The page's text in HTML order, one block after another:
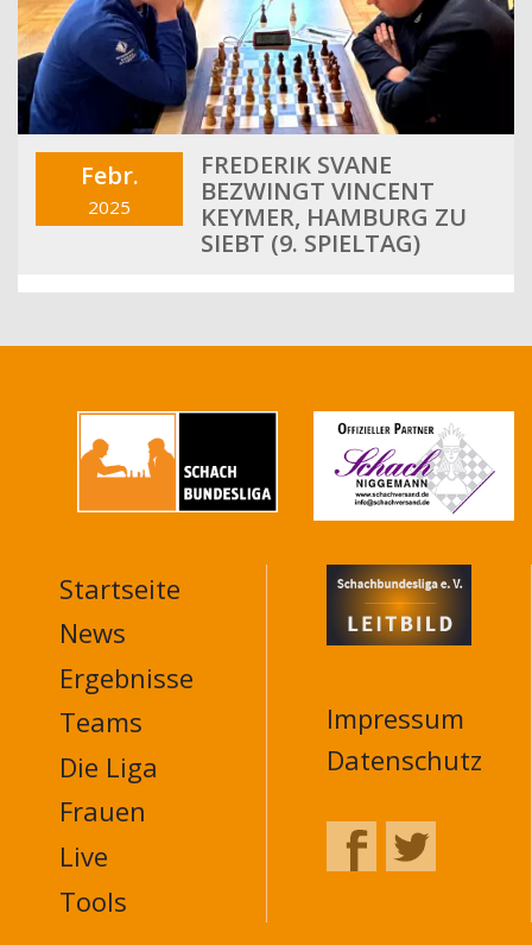
Febr.
2025
FREDERIK SVANE
BEZWINGT VINCENT
KEYMER, HAMBURG ZU
SIEBT (9. SPIELTAG)
MAIN
NAVIGATION
FOOTER
Startseite
News
Ergebnisse
Teams
Die Liga
Frauen
Live
Tools
Impressum
Datenschutz